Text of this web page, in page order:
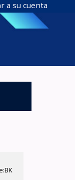
a su cuenta